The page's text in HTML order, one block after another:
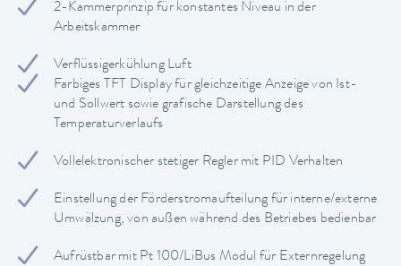
2-Kammerprinzip für konstantes Niveau in der
Arbeitskammer
Verflüssigerkühlung Luft
Farbiges TFT Display für gleichzeitige Anzeige von Ist-
und Sollwert sowie grafische Darstellung des
Temperaturverlaufs
Vollelektronischer stetiger Regler mit PID Verhalten
Einstellung der Förderstromaufteilung für interne/externe
Umwälzung, von außen während des Betriebes bedienbar
Aufrüstbar mit Pt 100/LiBus Modul für Externregelung